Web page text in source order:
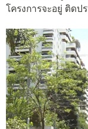
โครงการจะอยู่ ติดป